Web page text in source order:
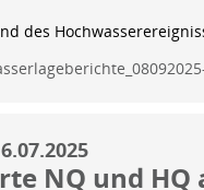
des
NQ und